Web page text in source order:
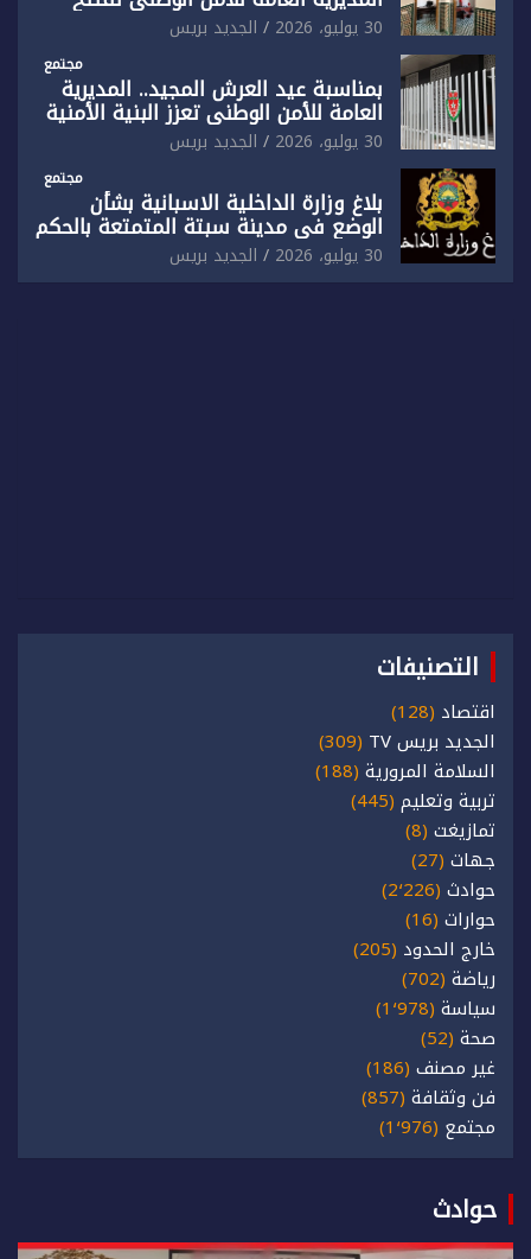
المقر الجديد لفرقة الشرطة السياحية
بفاس
30 يوليو، 2026 الجديد بريس
مجتمع
بمناسبة عيد العرش المجيد.. المديرية
العامة للأمن الوطني تعزز البنية الأمنية
بالناظور بإحداث فرقتين جديدتين
30 يوليو، 2026 الجديد بريس
مجتمع
بلاغ وزارة الداخلية الاسبانية بشأن
الوضع في مدينة سبتة المتمتعة بالحكم
الذاتي
30 يوليو، 2026 الجديد بريس
التصنيفات
اقتصاد (128)
الجديد بريس TV
(309)
السلامة المرورية (188)
تربية وتعليم (445)
تمازيغت (8)
جهات (27)
حوادث (2٬226)
حوارات (16)
خارج الحدود (205)
رياضة (702)
سياسة (1٬978)
صحة (52)
غير مصنف (186)
فن وثقافة (857)
مجتمع (1٬976)
حوادث